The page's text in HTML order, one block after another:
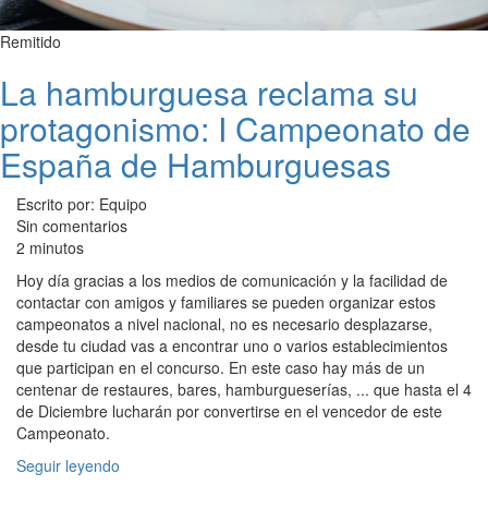
Remitido
La hamburguesa reclama su
protagonismo: I Campeonato de
España de Hamburguesas
Escrito por: Equipo
Sin comentarios
2 minutos
Hoy día gracias a los medios de comunicación y la facilidad de
contactar con amigos y familiares se pueden organizar estos
campeonatos a nivel nacional, no es necesario desplazarse,
desde tu ciudad vas a encontrar uno o varios establecimientos
que participan en el concurso. En este caso hay más de un
centenar de restaures, bares, hamburgueserías, ... que hasta el 4
de Diciembre lucharán por convertirse en el vencedor de este
Campeonato.
Seguir leyendo